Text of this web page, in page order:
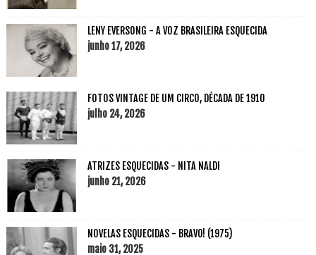
LENY EVERSONG - A VOZ BRASILEIRA ESQUECIDA
junho 17, 2026
FOTOS VINTAGE DE UM CIRCO, DÉCADA DE 1910
julho 24, 2026
ATRIZES ESQUECIDAS - NITA NALDI
junho 21, 2026
NOVELAS ESQUECIDAS - BRAVO! (1975)
maio 31, 2025